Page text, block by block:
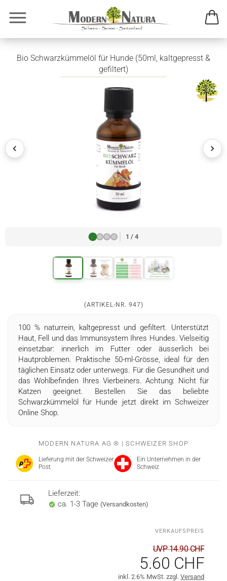
Bio Schwarzkümmelöl für Hunde (50ml, kaltgepresst &
gefiltert)
1 / 4
(ARTIKEL-NR. 947)
100 % naturrein, kaltgepresst und gefiltert. Unterstützt
Haut, Fell und das Immunsystem Ihres Hundes. Vielseitig
einsetzbar: innerlich im Futter oder äusserlich bei
Hautproblemen. Praktische 50-ml-Grösse, ideal für den
täglichen Einsatz oder unterwegs. Für die Gesundheit und
das Wohlbefinden Ihres Vierbeiners. Achtung: Nicht für
Katzen geeignet. Bestellen Sie das beliebte
Schwarzkümmelöl für Hunde jetzt direkt im Schweizer
Online Shop.
MODERN NATURA AG ® | SCHWEIZER SHOP
Lieferung mit der Schweizer
Post
Ein Unternehmen in der
Schweiz
Lieferzeit:
ca. 1-3 Tage (Versandkosten)
UVP 14.90 CHF
5.60 CHF
inkl. 2.6% MwSt. zzgl. Versand